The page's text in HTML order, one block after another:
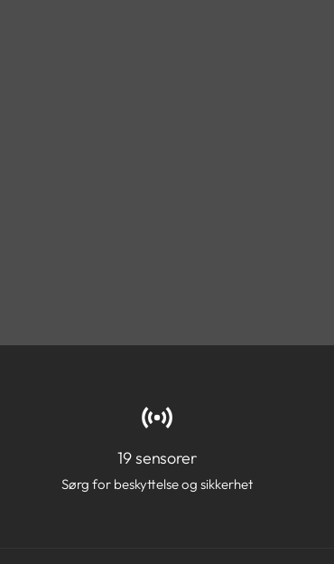
19 sensorer
Sørg for beskyttelse og sikkerhet